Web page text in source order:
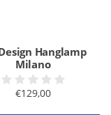
Hanglamp
Milano
€129,00